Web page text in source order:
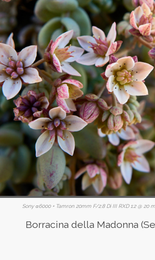
Sony α6000 + Tamron 20mm F/2.8 Di III RXD 1:2 @ 20
Borracina della Madonna